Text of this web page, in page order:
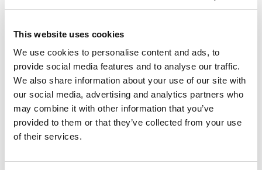
This website uses cookies
We use cookies to personalise content and ads, to
provide social media features and to analyse our traffic.
We also share information about your use of our site with
our social media, advertising and analytics partners who
may combine it with other information that you’ve
provided to them or that they’ve collected from your use
of their services.
SOORTEN.
IDEAAL BIJ VLEES, GEVOGELTE, VIS, GROENTEN EN
KAAS.
SPECIFICATIES